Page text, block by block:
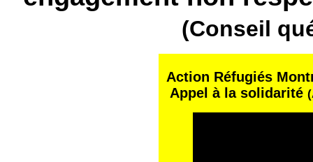
(Conseil
Action Réfugiés
Appel à la solidarité